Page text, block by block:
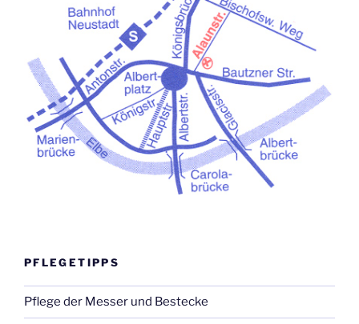
PFLEGETIPPS
Pflege der Messer und Bestecke